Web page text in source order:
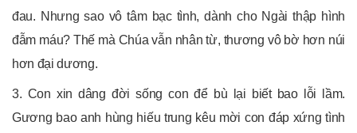
đau. Nhưng sao vô tâm bạc tình, dành cho Ngài thập hình
đẫm máu? Thế mà Chúa vẫn nhân từ, thương vô bờ hơn núi
hơn đại dương.
3. Con xin dâng đời sống con để bù lại biết bao lỗi lầm.
Gương bao anh hùng hiếu trung kêu mời con đáp xứng tình